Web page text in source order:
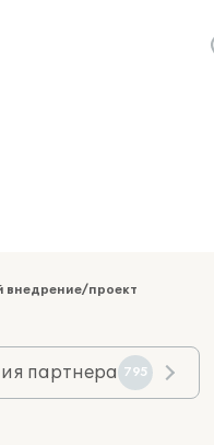
внедрение/проект
партнера 795